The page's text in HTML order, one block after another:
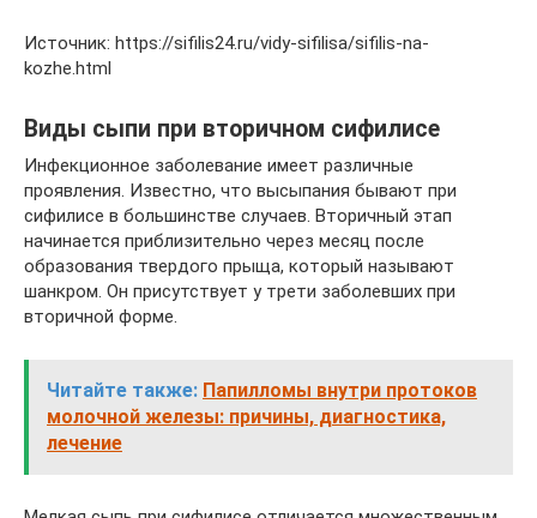
Источник: https://sifilis24.ru/vidy-sifilisa/sifilis-na-
kozhe.html
Виды сыпи при вторичном сифилисе
Инфекционное заболевание имеет различные
проявления. Известно, что высыпания бывают при
сифилисе в большинстве случаев. Вторичный этап
начинается приблизительно через месяц после
образования твердого прыща, который называют
шанкром. Он присутствует у трети заболевших при
вторичной форме.
Читайте также: Папилломы внутри протоков
молочной железы: причины, диагностика,
лечение